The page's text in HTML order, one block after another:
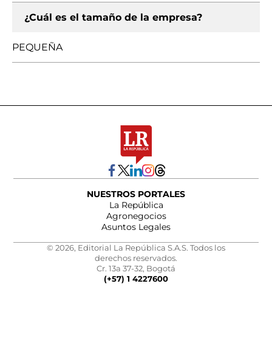
¿Cuál es el tamaño de la empresa?
PEQUEÑA
NUESTROS PORTALES
La República
Agronegocios
Asuntos Legales
© 2026, Editorial La República S.A.S. Todos los
derechos reservados.
Cr. 13a 37-32, Bogotá
(+57) 1 4227600